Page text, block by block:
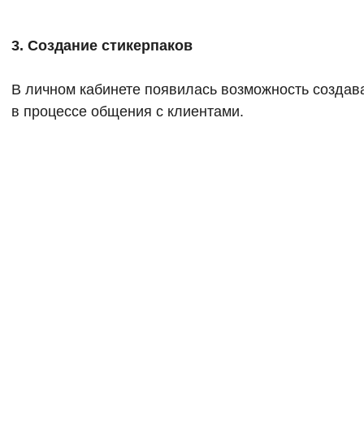
3. Создание стикерпаков
В личном кабинете появилась возможность
в процессе общения с клиентами.